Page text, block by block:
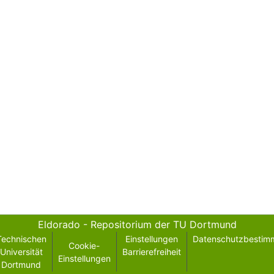
Eldorado - Repositorium der TU Dortmund
Universität
Dortmund
Cookie-
Einstellungen
Einstellungen
Barrierefreiheit